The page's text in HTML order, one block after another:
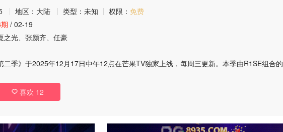
地区： 大陆 类型： 未知 权限： 免费
/ 02-19
之光、张颜齐、任豪
二季》于2025年12月17日中午12点在芒果TV独家上线，每周三更新。本季由R1SE组合的
 喜欢 12